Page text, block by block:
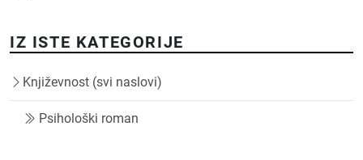
IZ ISTE KATEGORIJE
Književnost (svi naslovi)
Psihološki roman